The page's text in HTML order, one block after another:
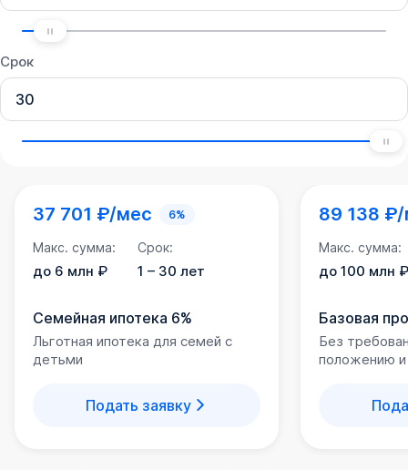
Срок
37 701 ₽/мес 6%
Макс. сумма:
до 6 млн ₽
Срок:
1 – 30 лет
Семейная ипотека 6%
Льготная ипотека для семей с
детьми
Подать заявку
89 138
Макс. сумма:
до 100 млн ₽
Базовая
Без
положению